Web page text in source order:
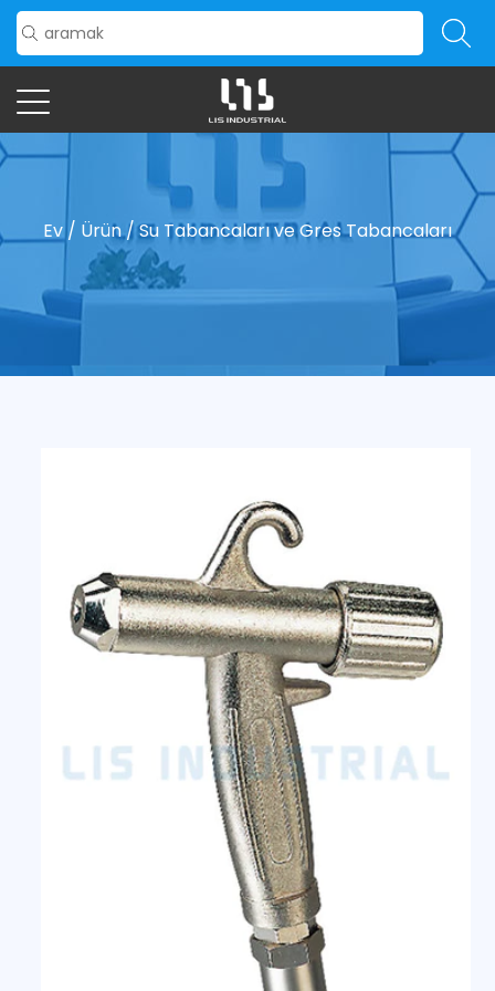
Ev / Ürün/Su Tabancaları ve Gres Tabancaları